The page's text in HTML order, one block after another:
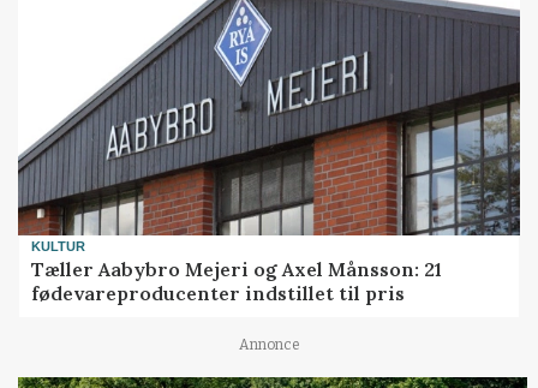
KULTUR
Tæller Aabybro Mejeri og Axel Månsson: 21
fødevareproducenter indstillet til pris
Annonce